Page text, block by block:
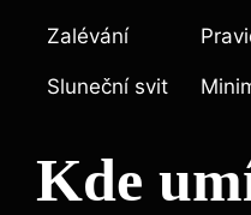
Zalévání
Sluneční svit
Kde